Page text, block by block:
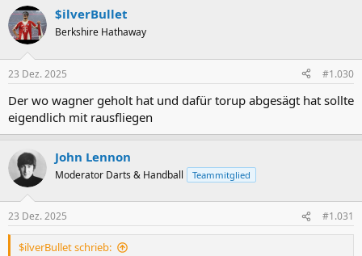
$ilverBullet
Berkshire Hathaway
23 Dez. 2025 #1.030
Der wo wagner geholt hat und dafür torup abgesägt hat sollte
eigendlich mit rausfliegen
John Lennon
Moderator Darts & Handball Teammitglied
23 Dez. 2025 #1.031
$ilverBullet schrieb: